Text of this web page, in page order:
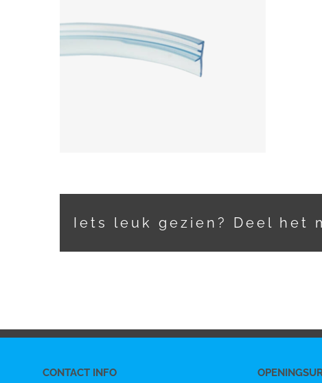
Iets leuk gezien? Deel het
CONTACT INFO